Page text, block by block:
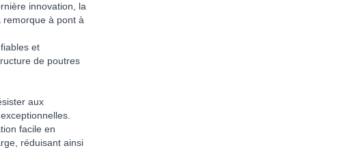
innovation, la
remorque à pont à
et
de poutres
aux
facile en
réduisant ainsi